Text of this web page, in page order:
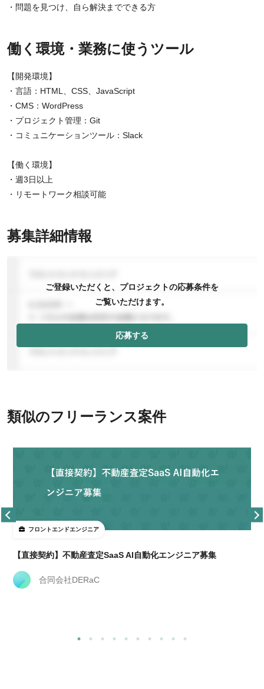
・問題を見つけ、自ら解決までできる方
働く環境・業務に使うツール
【開発環境】
・言語：HTML、CSS、JavaScript
・CMS：WordPress
・プロジェクト管理：Git
・コミュニケーションツール：Slack
【働く環境】
・週3日以上
・リモートワーク相談可能
募集詳細情報
ご登録いただくと、プロジェクトの応募条件を
ご覧いただけます。
応募する
類似のフリーランス案件
フロントエンドエンジニア
【直接契約】不動産査定SaaS AI自動化エンジニア募集
合同会社DERaC